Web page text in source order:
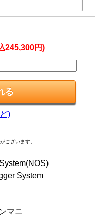
245,300円)
)
ございます。
System
マニ